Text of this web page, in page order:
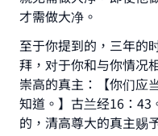
才需做大净。
至于你提到的，三年的
拜，对于你和与你情况
崇高的真主：【你们应
知道。】古兰经16：43
的，清高尊大的真主赐
Make an
with your
Your support